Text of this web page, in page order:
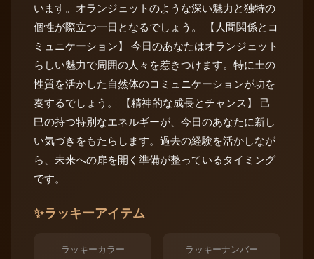
います。オランジェットのような深い魅力と独特の
個性が際立つ一日となるでしょう。 【人間関係とコ
ミュニケーション】 今日のあなたはオランジェット
らしい魅力で周囲の人々を惹きつけます。特に土の
性質を活かした自然体のコミュニケーションが功を
奏するでしょう。 【精神的な成長とチャンス】 己
巳の持つ特別なエネルギーが、今日のあなたに新し
い気づきをもたらします。過去の経験を活かしなが
ら、未来への扉を開く準備が整っているタイミング
です。
✨ラッキーアイテム
ラッキーカラー ラッキーナンバー